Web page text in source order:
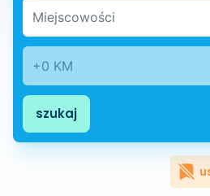
pokoje, kwatery
Miejscowości
+0 KM
szukaj